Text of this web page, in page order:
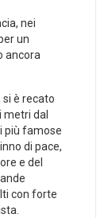
nei
un
ancora
è recato
metri dal
più famose
di pace,
e del
con forte